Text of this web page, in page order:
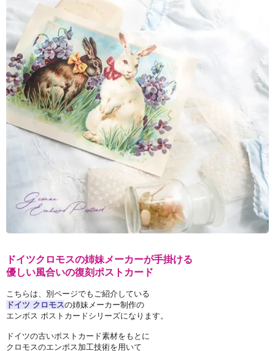
ドイツクロモスの姉妹メーカーが手掛ける
優しい風合いの復刻ポストカード
こちらは、別ページでもご紹介している
ドイツ クロモスの姉妹メーカー制作の
エンボス ポストカードシリーズになります。
ドイツの古いポストカード素材をもとに
クロモスのエンボス加工技術を用いて